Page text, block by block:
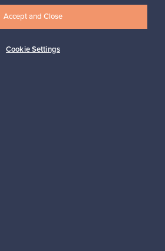
Tilaa
Cookie Settings
Accept and Close